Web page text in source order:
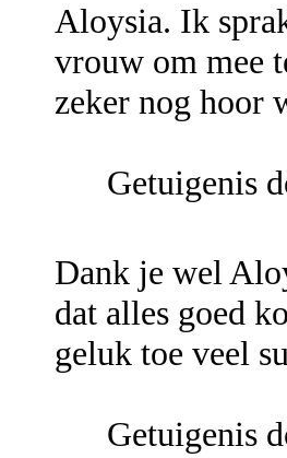
Aloysia. Ik
vrouw om mee
zeker nog hoor
Getuigenis
Dank je wel
dat alles goed
geluk toe veel
Getuigenis